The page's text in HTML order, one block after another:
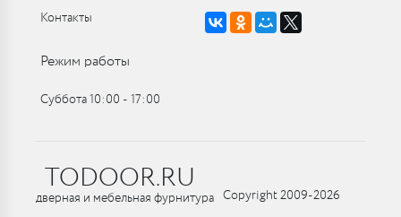
Контакты
Режим работы
Суббота 10:00 ‑ 17:00
TODOOR.RU
дверная и мебельная фурнитура Copyright 2009-2026